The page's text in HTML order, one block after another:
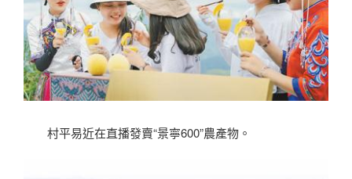
村平易近在直播發賣“景寧600”農產物。